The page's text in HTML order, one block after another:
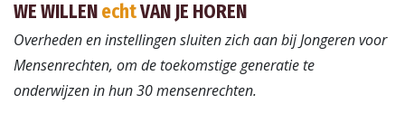
WE WILLEN echtVAN JE HOREN
Overheden en instellingen sluiten zich aan bij Jongeren voor
Mensenrechten, om de toekomstige generatie te
onderwijzen in hun 30 mensenrechten.